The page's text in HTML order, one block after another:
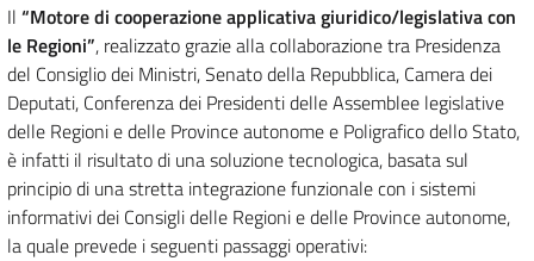
Il “Motore di cooperazione applicativa giuridico/legislativa con
le Regioni”, realizzato grazie alla collaborazione tra Presidenza
del Consiglio dei Ministri, Senato della Repubblica, Camera dei
Deputati, Conferenza dei Presidenti delle Assemblee legislative
delle Regioni e delle Province autonome e Poligrafico dello Stato,
è infatti il risultato di una soluzione tecnologica, basata sul
principio di una stretta integrazione funzionale con i sistemi
informativi dei Consigli delle Regioni e delle Province autonome,
la quale prevede i seguenti passaggi operativi: